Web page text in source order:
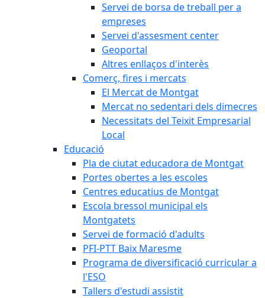
Servei de borsa de treball per a
empreses
Servei d'assesment center
Geoportal
Altres enllaços d'interès
Comerç, fires i mercats
El Mercat de Montgat
Mercat no sedentari dels dimecres
Necessitats del Teixit Empresarial
Local
Educació
Pla de ciutat educadora de Montgat
Portes obertes a les escoles
Centres educatius de Montgat
Escola bressol municipal els
Montgatets
Servei de formació d'adults
PFI-PTT Baix Maresme
Programa de diversificació curricular a
l'ESO
Tallers d'estudi assistit